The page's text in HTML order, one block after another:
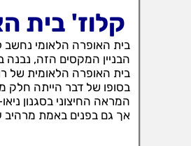
קלוז' בית
בית האופרה הלאומי נחשב
בית האופרה הלאומית של
בסופו של דבר הייתה חלק
המראה החיצוני בסגנון
אך גם בפנים באמת מרהיב